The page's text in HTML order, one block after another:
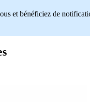
et bénéficiez de